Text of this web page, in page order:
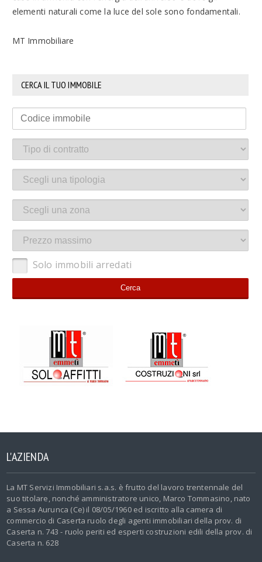
elementi naturali come la luce del sole sono fondamentali.
MT Immobiliare
CERCA IL TUO IMMOBILE
Solo immobili arredati
L'AZIENDA
La MT Servizi Immobiliari s.a.s. è frutto del lavoro trentennale del
suo titolare, nonché amministratore unico, Marco Tommasino, nato
a Sessa Aurunca (Ce) il 08/05/1960 ed iscritto alla camera di
commercio di Caserta ruolo degli agenti immobiliari della prov. di
Caserta n. 743 - ruolo periti ed esperti costruzioni edili della prov. di
Caserta n. 628